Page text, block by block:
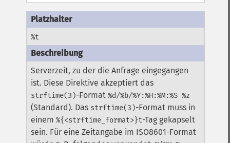
%t
Serverzeit, zu der die Anfrage eingegangen
ist. Diese Direktive akzeptiert das
strftime(3)-Format%d/%b/%Y:%H:%M:%S %z
(Standard). Das strftime(3)-Format muss in
einem%{<strftime_format>}t-Tag gekapselt
sein. Für eine Zeitangabe im ISO8601-Format